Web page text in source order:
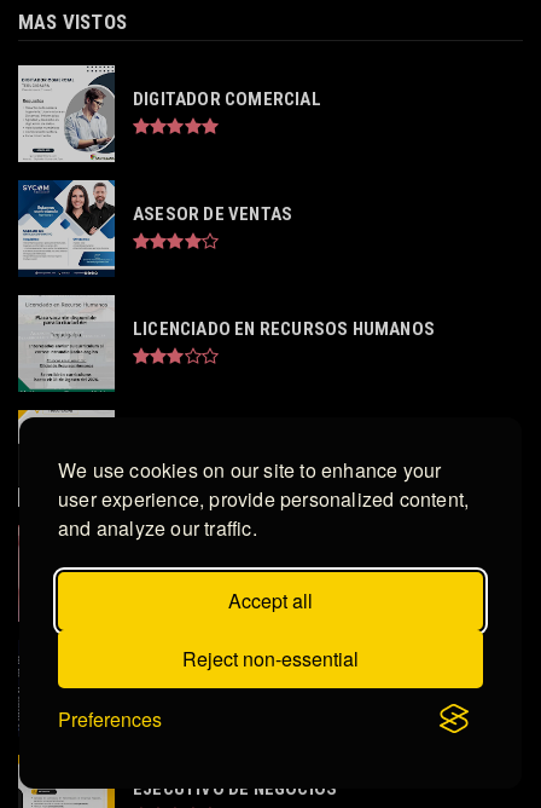
We use cookies on our site to enhance your
user experience, provide personalized content,
and analyze our traffic.
Accept all
Reject non-essential
Preferences
MAS VISTOS
DIGITADOR COMERCIAL
ASESOR DE VENTAS
LICENCIADO EN RECURSOS HUMANOS
JEFE DE MERCADEO
EJECUTIVO DE NEGOCIOS